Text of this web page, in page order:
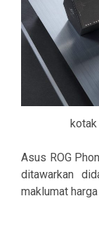
kotak
Asus ROG
ditawarkan
maklumat